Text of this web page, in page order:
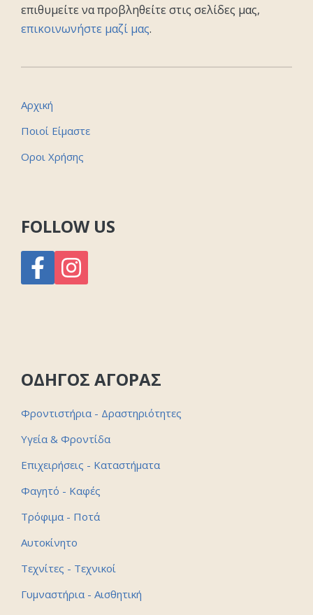
επιθυμείτε να προβληθείτε στις σελίδες μας,
επικοινωνήστε μαζί μας.
Αρχική
Ποιοί Είμαστε
Οροι Χρήσης
FOLLOW US
ΟΔΗΓΟΣ ΑΓΟΡΑΣ
Φροντιστήρια - Δραστηριότητες
Υγεία & Φροντίδα
Επιχειρήσεις - Καταστήματα
Φαγητό - Καφές
Τρόφιμα - Ποτά
Αυτοκίνητο
Τεχνίτες - Τεχνικοί
Γυμναστήρια - Αισθητική